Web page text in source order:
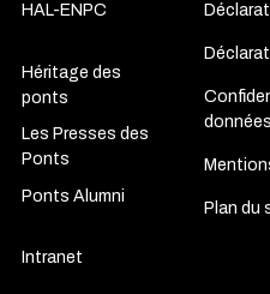
HAL-ENPC
Héritage des
ponts
Les Presses des
Ponts
Ponts Alumni
Intranet
données
Plan du